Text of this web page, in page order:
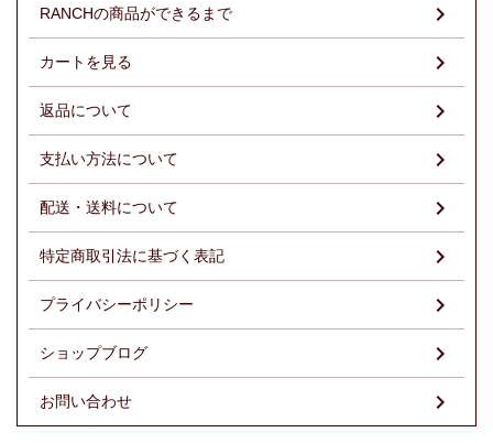
RANCHの商品ができるまで
カートを見る
返品について
支払い方法について
配送・送料について
特定商取引法に基づく表記
プライバシーポリシー
ショップブログ
お問い合わせ